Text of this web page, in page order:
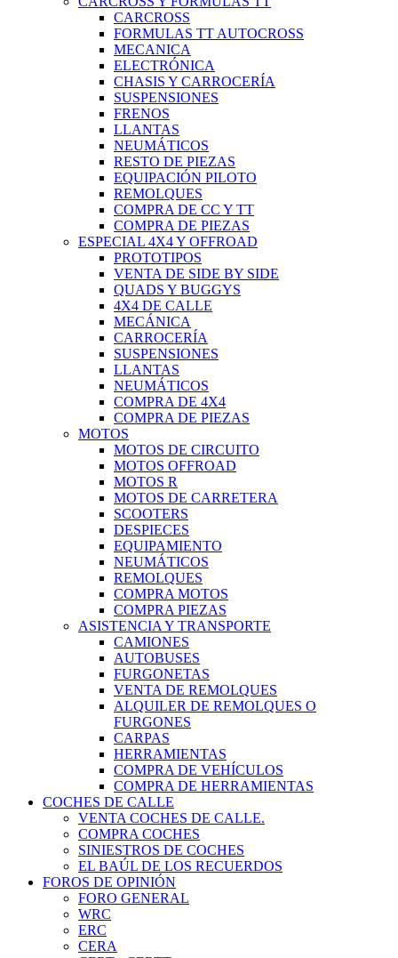
CARCROSS
FORMULAS TT AUTOCROSS
MECANICA
ELECTRÓNICA
CHASIS Y CARROCERÍA
SUSPENSIONES
FRENOS
LLANTAS
NEUMÁTICOS
RESTO DE PIEZAS
EQUIPACIÓN PILOTO
REMOLQUES
COMPRA DE CC Y TT
COMPRA DE PIEZAS
ESPECIAL 4X4 Y OFFROAD
PROTOTIPOS
VENTA DE SIDE BY SIDE
QUADS Y BUGGYS
4X4 DE CALLE
MECÁNICA
CARROCERÍA
SUSPENSIONES
LLANTAS
NEUMÁTICOS
COMPRA DE 4X4
COMPRA DE PIEZAS
MOTOS
MOTOS DE CIRCUITO
MOTOS OFFROAD
MOTOS R
MOTOS DE CARRETERA
SCOOTERS
DESPIECES
EQUIPAMIENTO
NEUMÁTICOS
REMOLQUES
COMPRA MOTOS
COMPRA PIEZAS
ASISTENCIA Y TRANSPORTE
CAMIONES
AUTOBUSES
FURGONETAS
VENTA DE REMOLQUES
ALQUILER DE REMOLQUES O
FURGONES
CARPAS
HERRAMIENTAS
COMPRA DE VEHÍCULOS
COMPRA DE HERRAMIENTAS
COCHES DE CALLE
VENTA COCHES DE CALLE.
COMPRA COCHES
SINIESTROS DE COCHES
EL BAÚL DE LOS RECUERDOS
FOROS DE OPINIÓN
FORO GENERAL
WRC
ERC
CERA